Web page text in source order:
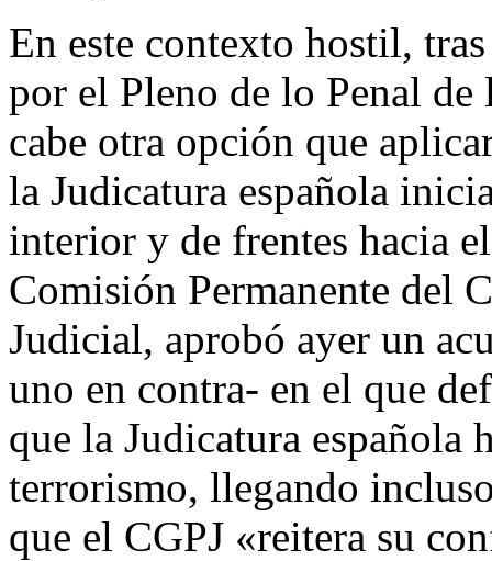
En este contexto hostil,
por el Pleno de lo Penal
cabe otra opción que
la Judicatura española
interior y de frentes hacia
Comisión Permanente del
Judicial, aprobó ayer un
uno en contra- en el que
que la Judicatura española
terrorismo, llegando
que el CGPJ «reitera su